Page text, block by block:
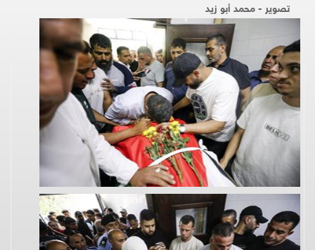
تصوير - محمد أبو زيد